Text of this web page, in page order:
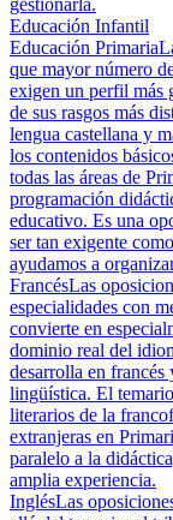
gestionarla.
Educación Infantil
Educación Primaria
que mayor número
exigen un perfil más
de sus rasgos más
lengua castellana y
los contenidos
todas las áreas de
programación
educativo. Es una
ser tan exigente
ayudamos a
FrancésLas
especialidades con
convierte en
dominio real del
desarrolla en
lingüística. El
literarios de la
extranjeras en
paralelo a la
amplia experiencia.
InglésLas